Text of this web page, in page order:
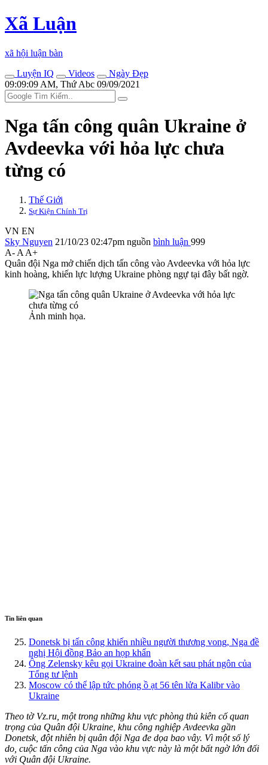
Xã Luận
xã hội luận bàn
Luyện IQ
Videos
Ngày Đẹp
09:09:09 AM, Thứ Abc 09/09/2021
Nga tấn công quân Ukraine ở
Avdeevka với hỏa lực chưa
từng có
Thế Giới
Sự Kiện Chính Trị
VN EN
Sky Nguyen 21/10/23 02:47pm nguồn bình luận 999
A- A A+
Quân đội Nga mở chiến dịch tấn công vào Avdeevka với hỏa lực
kinh hoàng, khiến lực lượng Ukraine phòng ngự tại đây bất ngờ.
Ảnh minh họa.
Tin liên quan
Donetsk bị tấn công khiến nhiều người thương vong, Nga đề
nghị Hội đồng Bảo an họp khẩn
Ông Zelensky kêu gọi Ukraine đoàn kết sau phát ngôn của
Tổng tư lệnh
Moscow có thể lập tức phóng ồ ạt 56 tên lửa Kalibr vào
Ukraine
Theo tờ Vz.ru, một trong những khu vực phòng thủ kiên cố quan
trọng của Quân đội Ukraine, khu công nghiệp Avdeevka gần
Donetsk, đột nhiên bị quân đội Nga đe dọa bao vây. Vì một số lý
do, cuộc tấn công của Nga vào khu vực này là một bất ngờ lớn đối
với Quân đội Ukraine.